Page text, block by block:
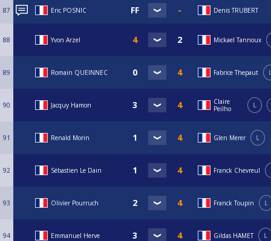
87 Eric POSNIC Denis TRUBERT
88 Yvon Arzel Mickael Tannoux
89 Romain QUEINNEC Fabrice Thepaut
90 Jacquy Hamon
Claire
Peilho
L
91 Renald Morin Glen Merer L
92 Sébastien Le Dain Franck Chevreul
93 Olivier Pourruch Franck Toupin L
94 Emmanuel Herve Gildas HAMET L